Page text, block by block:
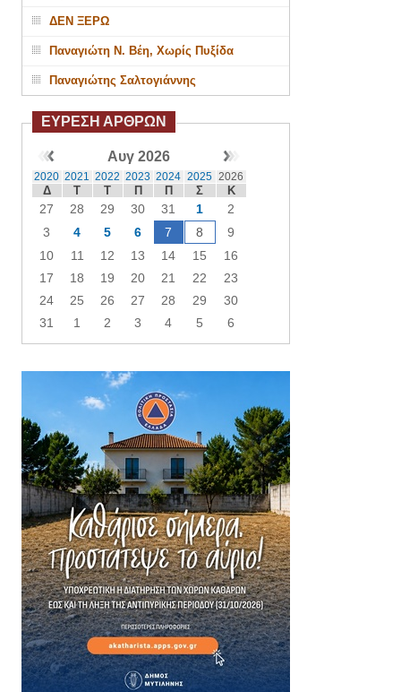
ΔΕΝ ΞΕΡΩ
Παναγιώτη Ν. Βέη, Χωρίς Πυξίδα
Παναγιώτης Σαλτογιάννης
ΕΥΡΕΣΗ ΑΡΘΡΩΝ
Αυγ 2026
2020 2021 2022 2023 2024 2025 2026
Δ Τ Τ Π Π Σ Κ
27 28 29 30 31 1
2
3
4 5 6 7 8
9
10
11 12 13 14 15
16
17
18 19 20 21 22
23
24
25 26 27 28 29
30
31
1 2 3 4 5 6